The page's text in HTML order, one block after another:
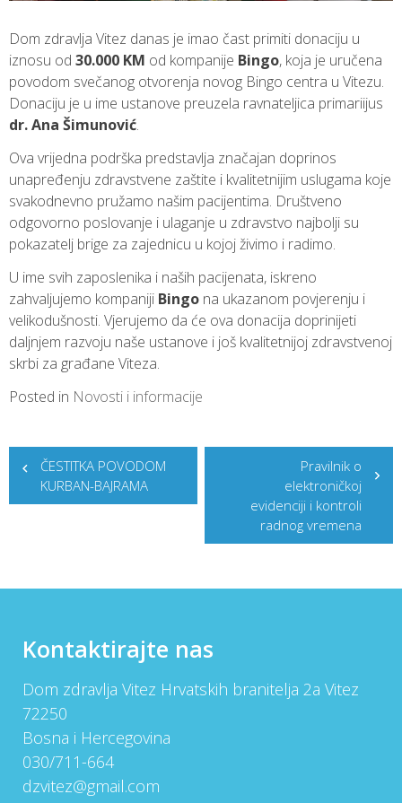
Dom zdravlja Vitez danas je imao čast primiti donaciju u
iznosu od 30.000 KM od kompanije Bingo, koja je uručena
povodom svečanog otvorenja novog Bingo centra u Vitezu.
Donaciju je u ime ustanove preuzela ravnateljica primariijus
dr. Ana Šimunović.
Ova vrijedna podrška predstavlja značajan doprinos
unapređenju zdravstvene zaštite i kvalitetnijim uslugama koje
svakodnevno pružamo našim pacijentima. Društveno
odgovorno poslovanje i ulaganje u zdravstvo najbolji su
pokazatelj brige za zajednicu u kojoj živimo i radimo.
U ime svih zaposlenika i naših pacijenata, iskreno
zahvaljujemo kompaniji Bingo na ukazanom povjerenju i
velikodušnosti. Vjerujemo da će ova donacija doprinijeti
daljnjem razvoju naše ustanove i još kvalitetnijoj zdravstvenoj
skrbi za građane Viteza.
Posted in Novosti i informacije
Post
navigation
ČESTITKA POVODOM
KURBAN-BAJRAMA
Pravilnik o
elektroničkoj
evidenciji i kontroli
radnog vremena
Kontaktirajte nas
Dom zdravlja Vitez Hrvatskih branitelja 2a Vitez
72250
Bosna i Hercegovina
030/711-664
dzvitez@gmail.com